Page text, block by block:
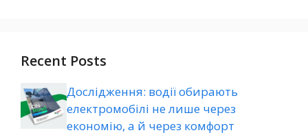
Recent Posts
Дослідження: водії обирають
електромобілі не лише через
економію, а й через комфорт